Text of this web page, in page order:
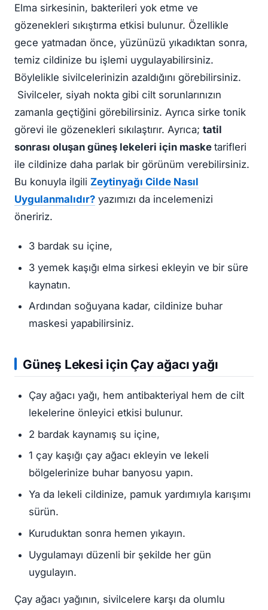
Elma sirkesinin, bakterileri yok etme ve
gözenekleri sıkıştırma etkisi bulunur. Özellikle
gece yatmadan önce, yüzünüzü yıkadıktan sonra,
temiz cildinize bu işlemi uygulayabilirsiniz.
Böylelikle sivilcelerinizin azaldığını görebilirsiniz.
Sivilceler, siyah nokta gibi cilt sorunlarınızın
zamanla geçtiğini görebilirsiniz. Ayrıca sirke tonik
görevi ile gözenekleri sıkılaştırır. Ayrıca; tatil
sonrası oluşan güneş lekeleri için maske tarifleri
ile cildinize daha parlak bir görünüm verebilirsiniz.
Bu konuyla ilgili Zeytinyağı Cilde Nasıl
Uygulanmalıdır? yazımızı da incelemenizi
öneririz.
3 bardak su içine,
3 yemek kaşığı elma sirkesi ekleyin ve bir süre
kaynatın.
Ardından soğuyana kadar, cildinize buhar
maskesi yapabilirsiniz.
Güneş Lekesi için Çay ağacı yağı
Çay ağacı yağı, hem antibakteriyal hem de cilt
lekelerine önleyici etkisi bulunur.
2 bardak kaynamış su içine,
1 çay kaşığı çay ağacı ekleyin ve lekeli
bölgelerinize buhar banyosu yapın.
Ya da lekeli cildinize, pamuk yardımıyla karışımı
sürün.
Kuruduktan sonra hemen yıkayın.
Uygulamayı düzenli bir şekilde her gün
uygulayın.
Çay ağacı yağının, sivilcelere karşı da olumlu